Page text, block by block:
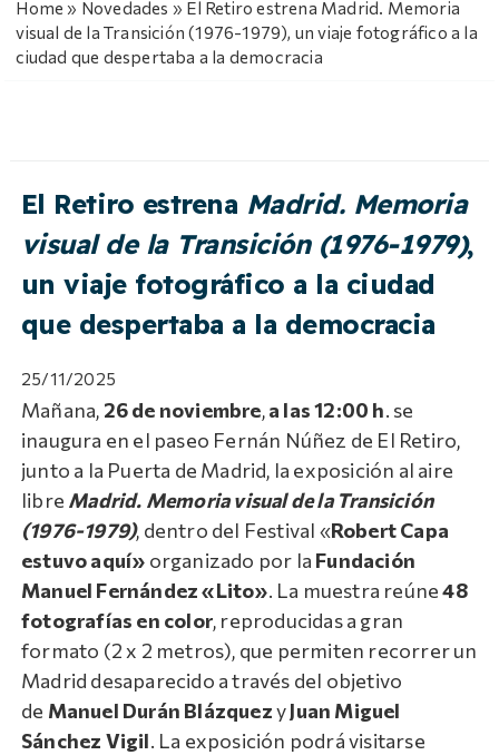
Home » Novedades » El Retiro estrena Madrid. Memoria
visual de la Transición (1976-1979), un viaje fotográfico a la
ciudad que despertaba a la democracia
El Retiro estrena Madrid. Memoria
visual de la Transición (1976-1979),
un viaje fotográfico a la ciudad
que despertaba a la democracia
25/11/2025
Mañana, 26 de noviembre,a las 12:00 h. se
inaugura en el paseo Fernán Núñez de El Retiro,
junto a la Puerta de Madrid, la exposición al aire
libre Madrid. Memoria visual de la Transición
(1976-1979), dentro del Festival «Robert Capa
estuvo aquí» organizado por la Fundación
Manuel Fernández «Lito». La muestra reúne48
fotografías en color, reproducidas a gran
formato (2 x 2 metros), que permiten recorrer un
Madrid desaparecido a través del objetivo
de Manuel Durán BlázquezyJuan Miguel
Sánchez Vigil. La exposición podrá visitarse